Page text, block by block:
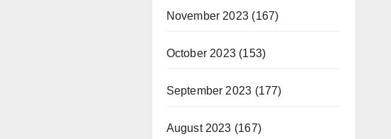
November 2023 (167)
October 2023(153)
September 2023 (177)
August 2023 (167)